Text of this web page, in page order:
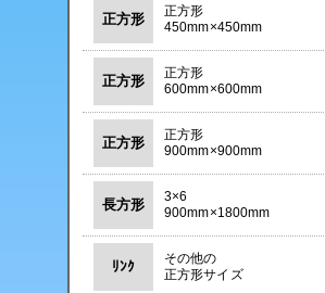
正方形
正方形
450mm×450mm
正方形
正方形
600mm×600mm
正方形
正方形
900mm×900mm
長方形
3×6
900mm×1800mm
ﾘﾝｸ
その他の
正方形サイズ